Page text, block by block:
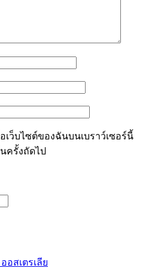
เว็บไซต์ของฉันบนเบราว์เซอร์นี้
ครั้งถัดไป
อสเตรเลีย